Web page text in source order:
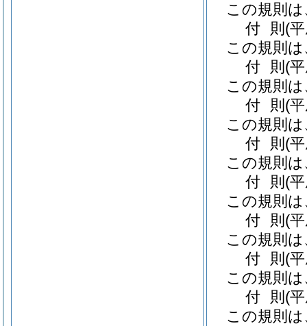
この規則
付 則 (
この規則
付 則 (
この規則
付 則 (
この規則
付 則 (
この規則
付 則 (
この規則
付 則 (
この規則
付 則 (
この規則
付 則 (
この規則